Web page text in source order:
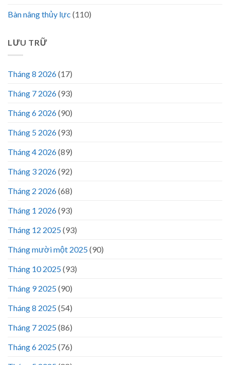
Bàn nâng thủy lực (110)
LƯU TRỮ
Tháng 8 2026(17)
Tháng 7 2026(93)
Tháng 6 2026(90)
Tháng 5 2026(93)
Tháng 4 2026(89)
Tháng 3 2026(92)
Tháng 2 2026(68)
Tháng 1 2026(93)
Tháng 12 2025(93)
Tháng mười một 2025(90)
Tháng 10 2025(93)
Tháng 9 2025(90)
Tháng 8 2025(54)
Tháng 7 2025(86)
Tháng 6 2025(76)